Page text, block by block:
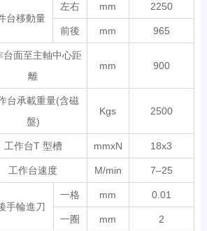
台移動量
左右 mm 2250
前後 mm 965
台面至主軸中心距
離
mm 900
台承載重量(含磁
盤)
Kgs 2500
工作台T 型槽 mmxN 18x3
工作台速度 M/min 7–25
手輪進刀
一格 mm 0.01
一圈 mm 2